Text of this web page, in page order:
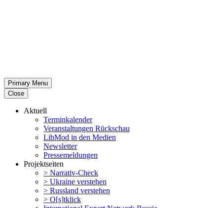
Primary Menu
Close
Aktuell
Termin­ka­lender
Veran­stal­tungen Rückschau
LibMod in den Medien
Newsletter
Presse­mel­dungen
Projekt­seiten
> Narrativ-Check
> Ukraine verstehen
> Russland verstehen
> O[s]tklick